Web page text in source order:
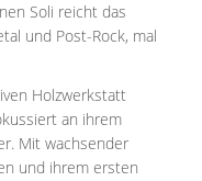
Soli reicht das
und Post-Rock, mal
Holzwerkstatt
an ihrem
Mit wachsender
und ihrem ersten